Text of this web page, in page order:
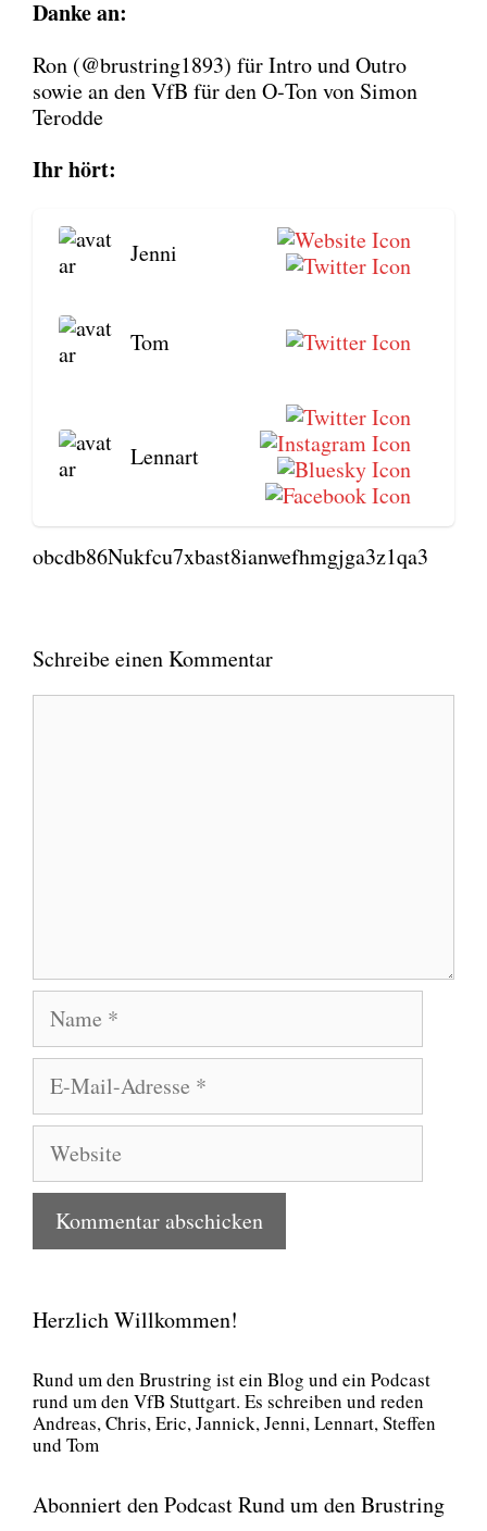
Dan­ke an:
Ron (@brustring1893) für Intro und Out­ro
sowie an den VfB für den O‑Ton von Simon
Terod­de
Ihr hört:
Jen­ni
Tom
Lenn­art
obcdb86Nukfcu7xbast8ianwefhmgjga3z1qa3
Schreibe einen Kommentar
Kommentar
Name
E-
Mail-
Adresse
Website
Herzlich Willkommen!
Rund um den Brust­ring ist ein Blog und ein Pod­cast
rund um den VfB Stutt­gart. Es schrei­ben und reden
Andre­as, Chris, Eric, Jan­nick, Jen­ni, Lenn­art, Stef­fen
und Tom
Abonniert den Podcast Rund um den Brustring